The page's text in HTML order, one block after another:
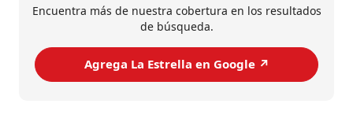
Encuentra más de nuestra cobertura en los resultados
de búsqueda.
Agrega La Estrella en Google ↗️